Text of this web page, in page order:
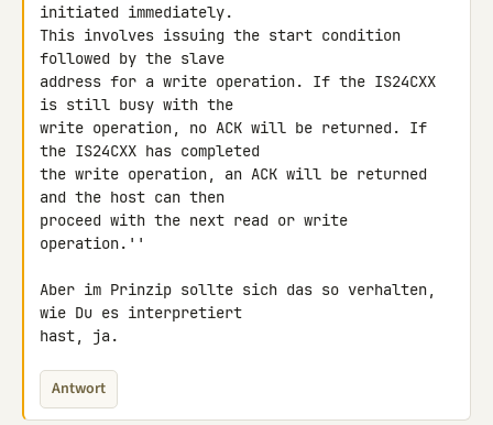
initiated immediately.
This involves issuing the start condition
followed by the slave
address for a write operation. If the IS24CXX
is still busy with the
write operation, no ACK will be returned. If
the IS24CXX has completed
the write operation, an ACK will be returned
and the host can then
proceed with the next read or write
operation.''
Aber im Prinzip sollte sich das so verhalten,
wie Du es interpretiert
hast, ja.
Antwort